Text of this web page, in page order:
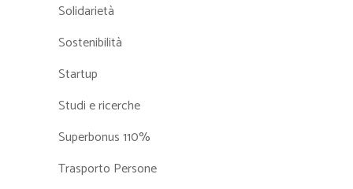
Solidarietà
Sostenibilità
Startup
Studi e ricerche
Superbonus 110%
Trasporto Persone